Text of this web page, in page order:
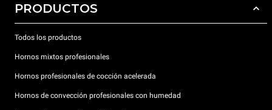
PRODUCTOS
Todos los productos
Hornos mixtos profesionales
Hornos profesionales de cocción acelerada
Hornos de convección profesionales con humedad